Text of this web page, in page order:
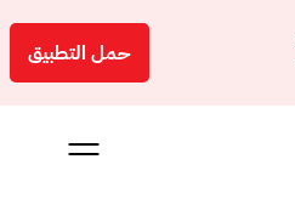
حمل التطبيق